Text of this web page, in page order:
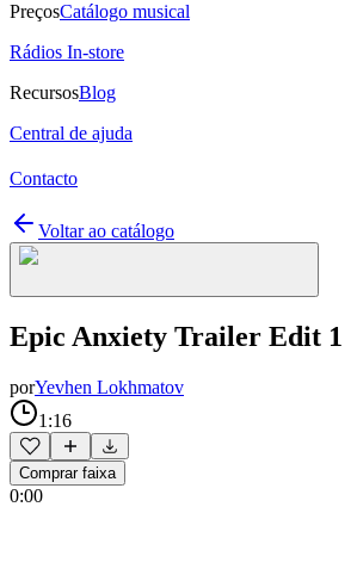
PreçosCatálogo musical
Rádios In-store
RecursosBlog
Central de ajuda
Contacto
Voltar ao catálogo
Epic Anxiety Trailer Edit 1
porYevhen Lokhmatov
1:16
Comprar faixa
0:00